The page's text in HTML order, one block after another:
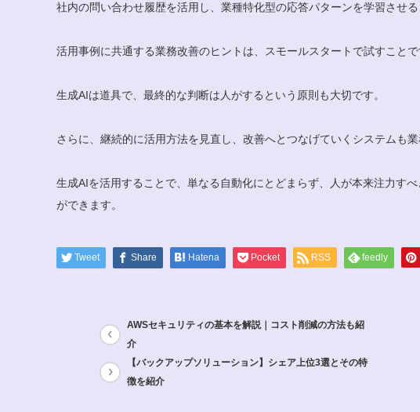
社内の問い合わせ履歴を活用し、業種特化型の応答パターンを学習させ
活用事例に共通する業務改善のヒントは、スモールスタートで試すことで
生成AIは道具で、最終的な判断は人がするという原則も大切です。
さらに、継続的に活用方法を見直し、改善へとつなげていくシステムも業
生成AIを活用することで、単なる自動化にとどまらず、人が本来注力す
ができます。
Tweet Share Hatena Pocket RSS feedly
AWSセキュリティの基本を解説｜コスト削減の方法も紹
介
【バックアップソリューション】シェア上位3選とその特
徴を紹介